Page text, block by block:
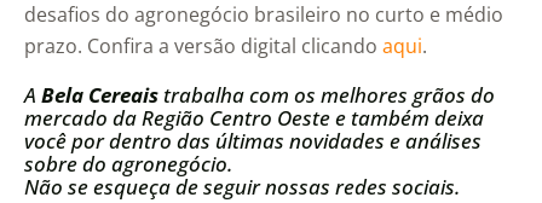
desafios do agronegócio brasileiro no curto e médio
prazo. Confira a versão digital clicando aqui.
A Bela Cereais trabalha com os melhores grãos do
mercado da Região Centro Oeste e também deixa
você por dentro das últimas novidades e análises
sobre do agronegócio.
Não se esqueça de seguir nossas redes sociais.